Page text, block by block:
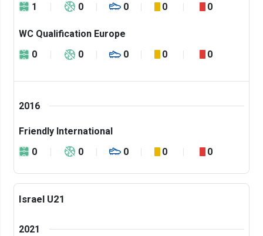
1
0 0 0 0
WC Qualification Europe
0
0 0 0 0
2016
Friendly International
0
0 0 0 0
Israel U21
2021